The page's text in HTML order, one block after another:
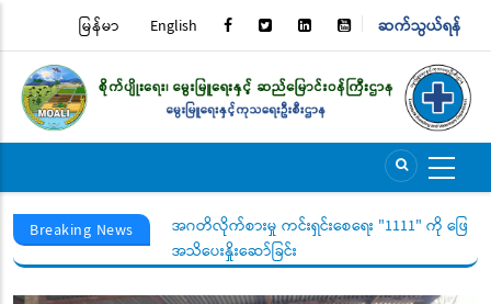
content
TOP
MENU
ဆက်သွယ်ရန်
မြန်မာ English
Breaking News
င်းစေရေး "1111" ကို ဖြေကြားပေးပါရန် ပြည်သူသို့ အိတ်ဖွင့်တင်ဒါခေါ်ယူခြင်း